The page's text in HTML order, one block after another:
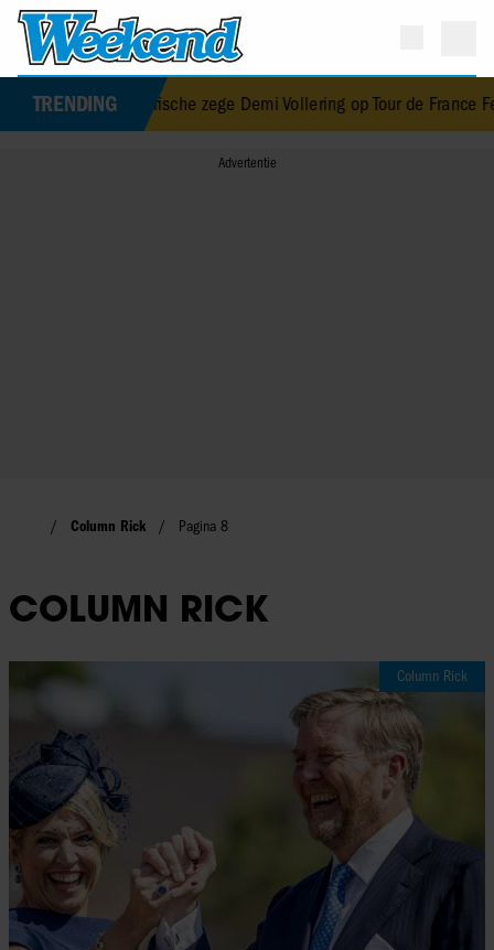
TRENDING
historische zege Demi Vollering op Tour de France Femmes
Column Rick Pagina 8
COLUMN RICK
Column Rick